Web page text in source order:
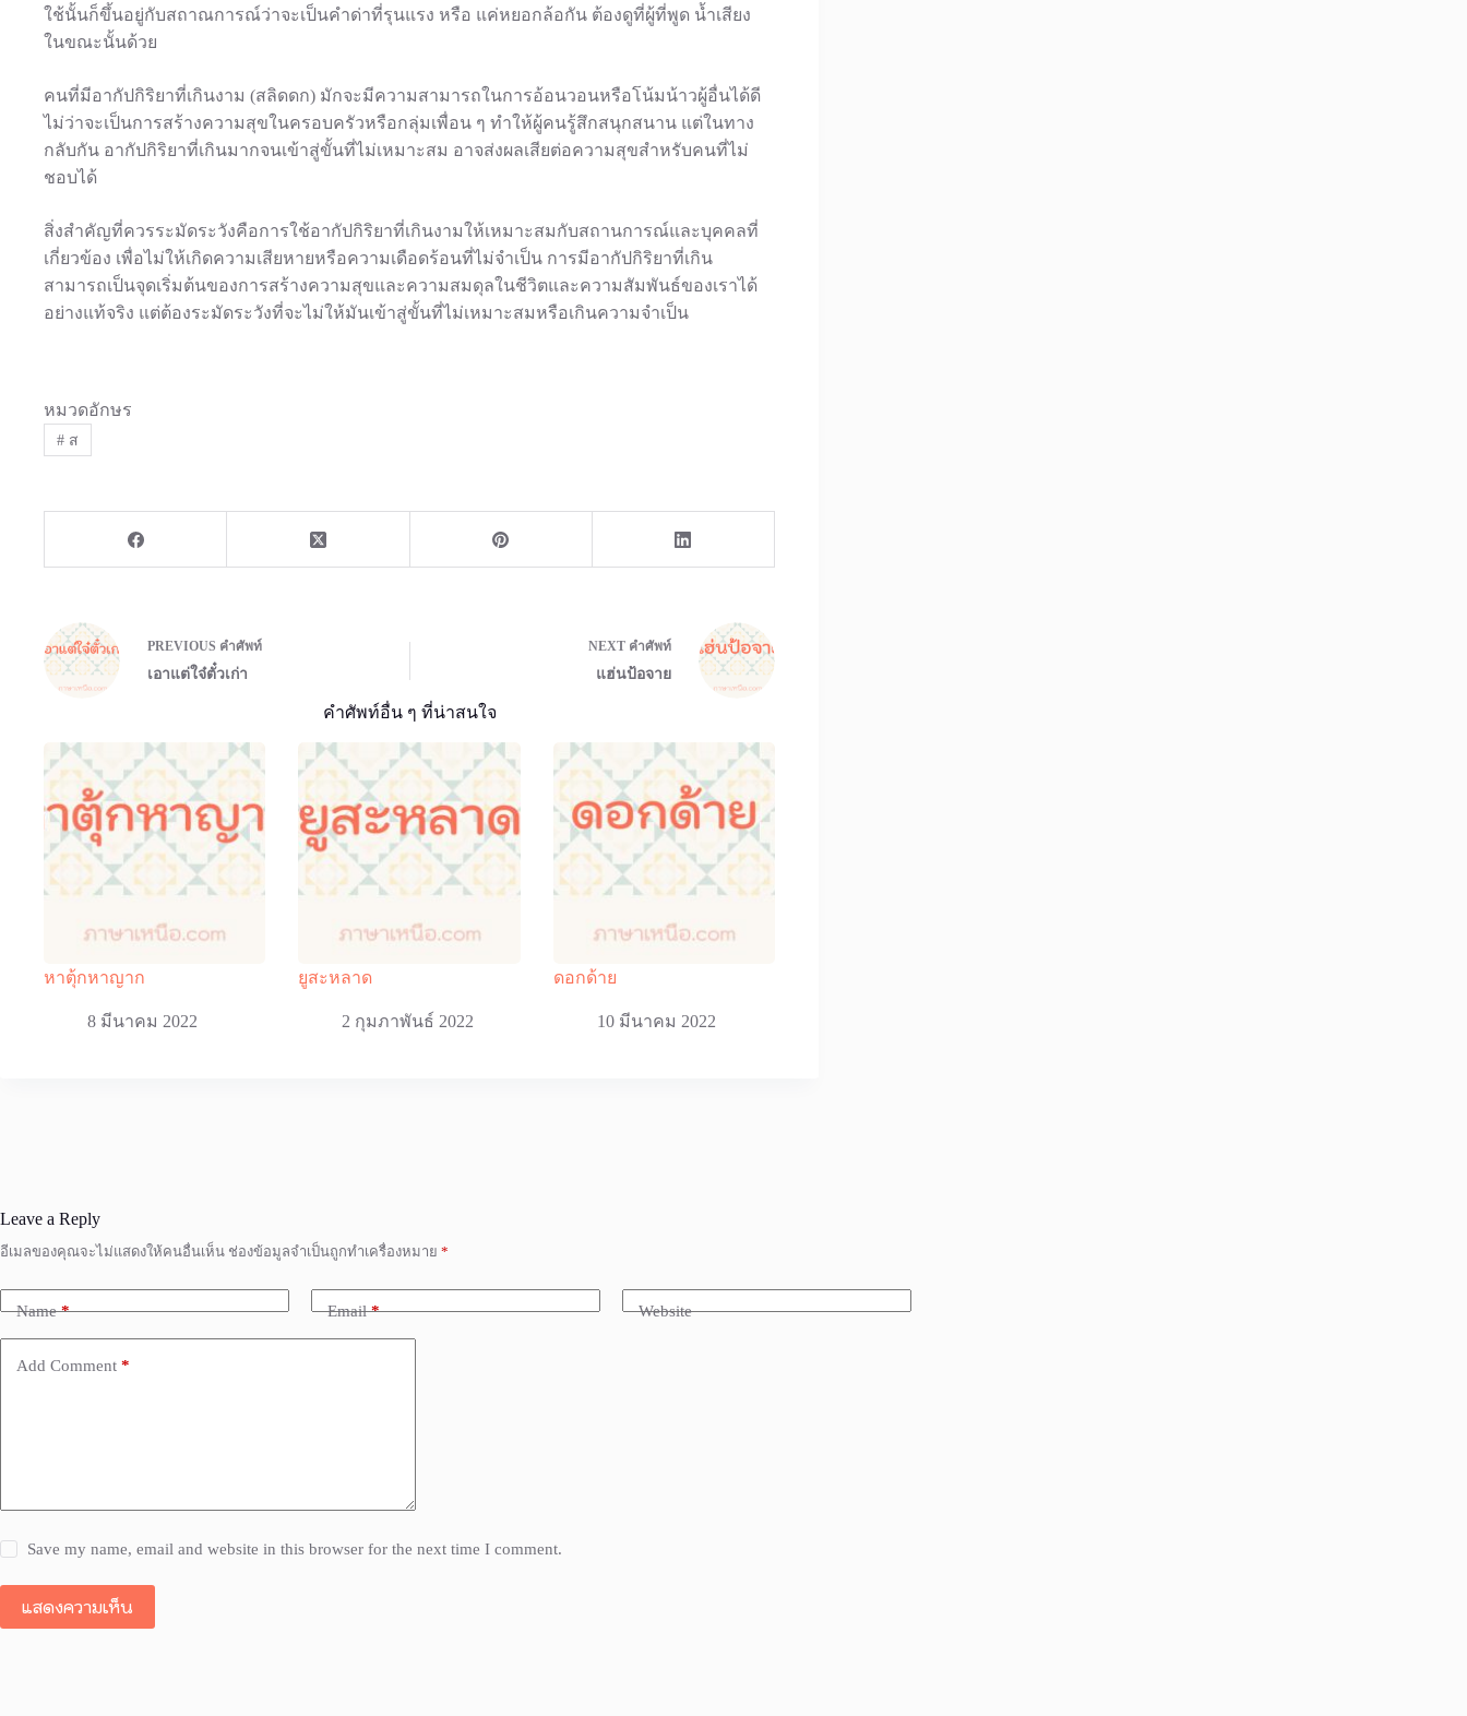
ใช้นั้นก็ขึ้นอยู่กับสถาณการณ์ว่าจะเป็นคำด่าที่รุนแรง หรือ แค่หยอกล้อกัน ต้องดูที่ผู้ที่พูด น้ำเสียง
ในขณะนั้นด้วย
คนที่มีอากัปกิริยาที่เกินงาม (สลิดดก) มักจะมีความสามารถในการอ้อนวอนหรือโน้มน้าวผู้อื่นได้ดี
ไม่ว่าจะเป็นการสร้างความสุขในครอบครัวหรือกลุ่มเพื่อน ๆ ทำให้ผู้คนรู้สึกสนุกสนาน แต่ในทาง
กลับกัน อากัปกิริยาที่เกินมากจนเข้าสู่ขั้นที่ไม่เหมาะสม อาจส่งผลเสียต่อความสุขสำหรับคนที่ไม่
ชอบได้
สิ่งสำคัญที่ควรระมัดระวังคือการใช้อากัปกิริยาที่เกินงามให้เหมาะสมกับสถานการณ์และบุคคลที่
เกี่ยวข้อง เพื่อไม่ให้เกิดความเสียหายหรือความเดือดร้อนที่ไม่จำเป็น การมีอากัปกิริยาที่เกิน
สามารถเป็นจุดเริ่มต้นของการสร้างความสุขและความสมดุลในชีวิตและความสัมพันธ์ของเราได้
อย่างแท้จริง แต่ต้องระมัดระวังที่จะไม่ให้มันเข้าสู่ขั้นที่ไม่เหมาะสมหรือเกินความจำเป็น
หมวดอักษร
#ส
PREVIOUS คำศัพท์
เอาแต่ใจ๋ตั๋วเก่า
NEXT คำศัพท์
แฮ่นป้อจาย
คำศัพท์อื่น ๆ ที่น่าสนใจ
หาตุ้กหาญาก
8 มีนาคม 2022
ยูสะหลาด
2 กุมภาพันธ์ 2022
ดอกด้าย
10 มีนาคม 2022
Leave a Reply
อีเมลของคุณจะไม่แสดงให้คนอื่นเห็น ช่องข้อมูลจำเป็นถูกทำเครื่องหมาย *
Name* Email* Website
Add Comment *
Save my name, email and website in this browser for the next time I comment.
แสดงความเห็น